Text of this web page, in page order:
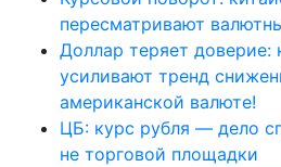
пересматривают
Доллар теряет доверие:
усиливают тренд
американской валюте!
ЦБ: курс рубля — дело
не торговой площадки